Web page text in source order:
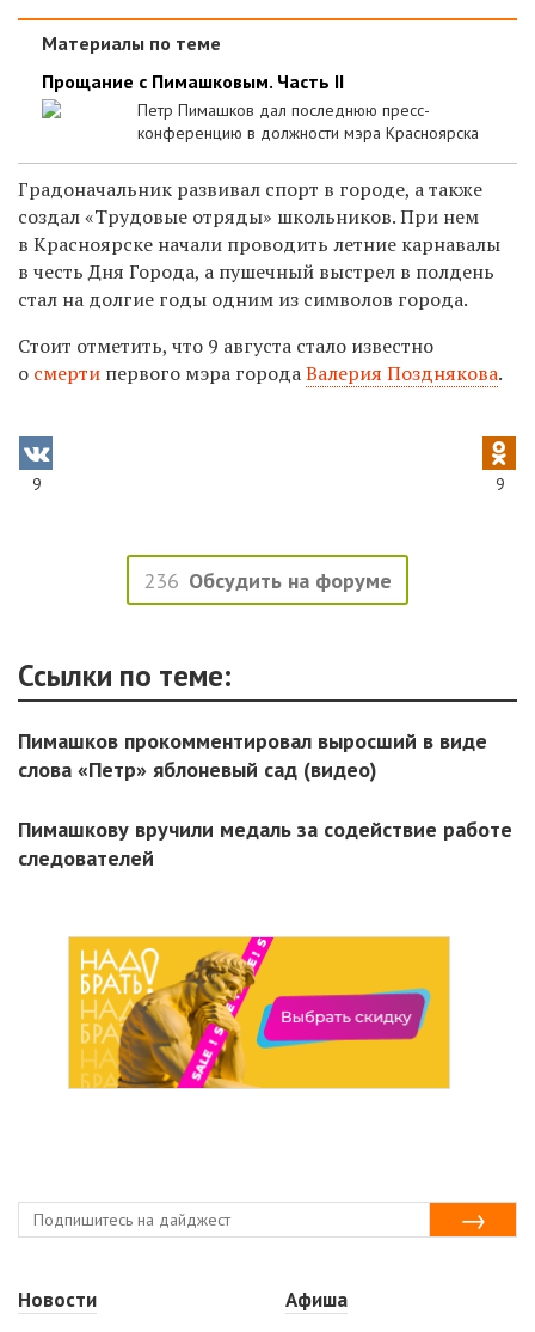
Материалы по теме
Прощание с Пимашковым. Часть II
Петр Пимашков дал последнюю пресс-
конференцию в должности мэра Красноярска
Градоначальник развивал спорт в городе, а также
создал «Трудовые отряды» школьников. При нем
в Красноярске начали проводить летние карнавалы
в честь Дня Города, а пушечный выстрел в полдень
стал на долгие годы одним из символов города.
Стоит отметить, что 9 августа стало известно
о смерти первого мэра городаВалерия Позднякова.
9 9
236 Обсудить на форуме
Ссылки по теме:
Пимашков прокомментировал выросший в виде
слова «Петр» яблоневый сад (видео)
Пимашкову вручили медаль за содействие работе
следователей
Новости
Афиша